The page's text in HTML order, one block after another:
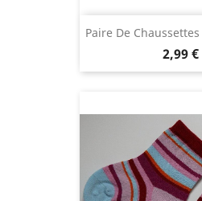
Paire De
2,99 €